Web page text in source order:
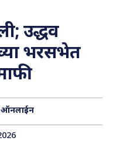
उद्धव
भरसभेत